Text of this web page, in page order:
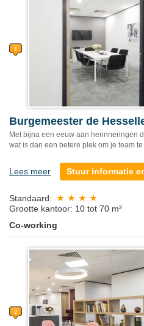
Burgemeester de
Met bijna een eeuw aan herinneringen
wat is dan een betere plek om je team
Lees meer Stuur informatie
Standaard:
Grootte kantoor: 10 tot 70 m²
Co-working